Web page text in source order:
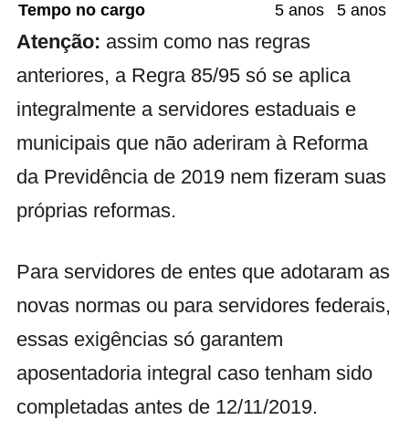
Tempo no cargo
5 anos 5 anos
Atenção: assim como nas regras
anteriores, a Regra 85/95 só se aplica
integralmente a servidores estaduais e
municipais que não aderiram à Reforma
da Previdência de 2019 nem fizeram suas
próprias reformas.
Para servidores de entes que adotaram as
novas normas ou para servidores federais,
essas exigências só garantem
aposentadoria integral caso tenham sido
completadas antes de 12/11/2019.